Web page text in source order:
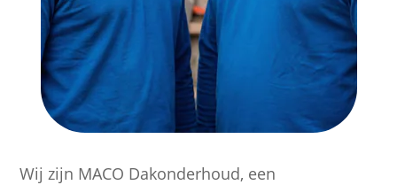
Wij zijn MACO Dakonderhoud, een